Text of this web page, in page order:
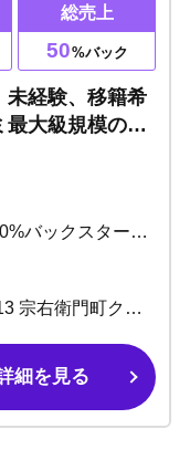
総売上
50%バック
経験、移籍希
大級規模のホ
当て等 ■日払いOK ■ノルマなし
大阪市中央区宗右衛門町1-13 宗右衛門町クリスタルビル2F
細を見る